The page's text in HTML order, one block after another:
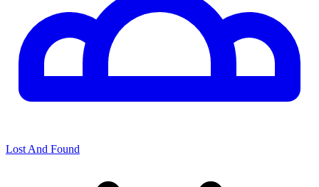
Lost And Found